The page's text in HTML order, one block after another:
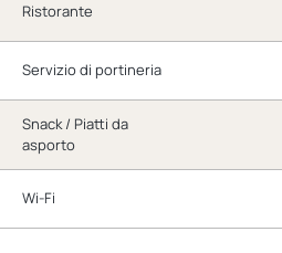
Ristorante
Servizio di portineria
Snack / Piatti da
asporto
Wi-Fi